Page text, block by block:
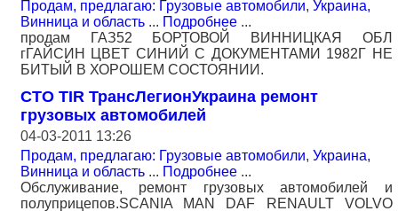
Продам, предлагаю: Грузовые автомобили, Украина,
Винница и область ... Подробнее ...
продам ГАЗ52 БОРТОВОЙ ВИННИЦКАЯ ОБЛ
гГАЙСИН ЦВЕТ СИНИЙ С ДОКУМЕНТАМИ 1982Г НЕ
БИТЫЙ В ХОРОШЕМ СОСТОЯНИИ.
СТО TIR ТрансЛегионУкраина ремонт
грузовых автомобилей
04-03-2011 13:26
Продам, предлагаю: Грузовые автомобили, Украина,
Винница и область ... Подробнее ...
Обслуживание, ремонт грузовых автомобилей и
полуприцепов.SCANIA MAN DAF RENAULT VOLVO